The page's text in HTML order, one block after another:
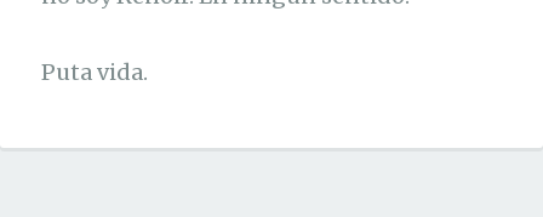
Puta vida.